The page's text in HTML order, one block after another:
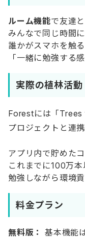
ルーム機能で友達
みんなで同じ時間
誰かがスマホを触
「一緒に勉強する
実際の植林活動
Forestには「
プロジェクトと連
アプリ内で貯めた
これまでに100万
勉強しながら環境貢
料金プラン
無料版：
基本機能